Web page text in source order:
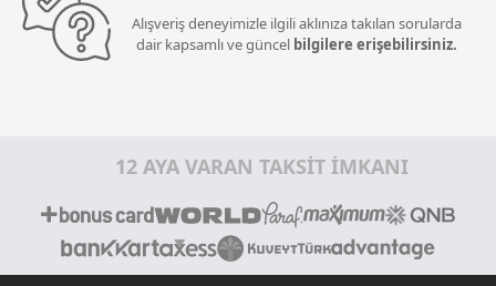
Alışveriş deneyimizle ilgili aklınıza takılan sorularda
dair kapsamlı ve güncel bilgilere erişebilirsiniz.
12 AYA VARAN TAKSİT İMKANI